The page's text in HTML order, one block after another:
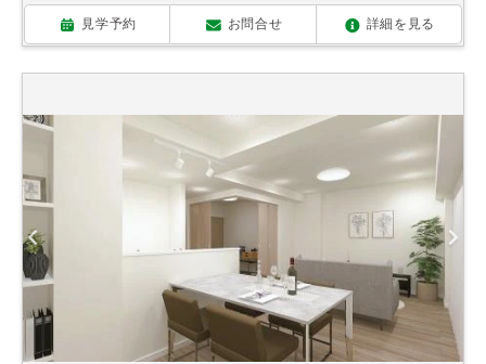
見学予約 お問合せ 詳細を見る